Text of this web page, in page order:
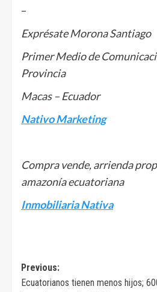
–
Exprésate Morona Santiago
Primer Medio de
Provincia
Macas – Ecuador
Nativo Marketing
Compra vende, arrienda
amazonía ecuatoriana
Inmobiliaria Nativa
Navegación
Previous:
Ecuatorianos tienen menos hijos;